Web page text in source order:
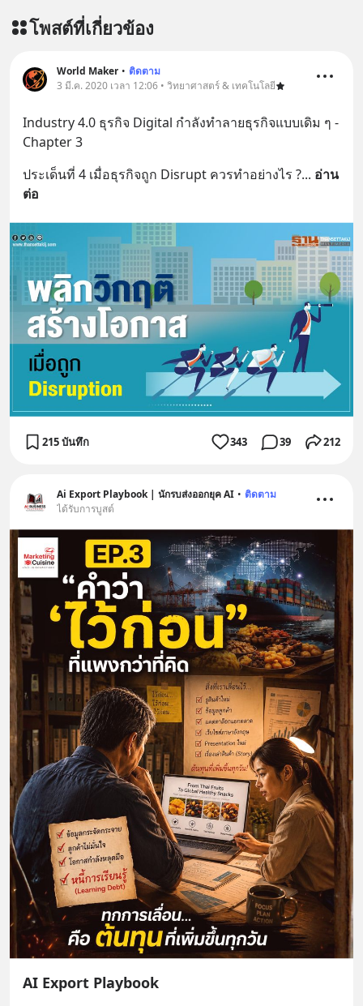
โพสต์ที่เกี่ยวข้อง
World Maker • ติดตาม
3 มี.ค. 2020 เวลา 12:06 • วิทยาศาสตร์ & เทคโนโลยี
Industry 4.0 ธุรกิจ Digital กำลังทำลายธุรกิจแบบเดิม ๆ -
Chapter 3
ประเด็นที่ 4 เมื่อธุรกิจถูก Disrupt ควรทำอย่างไร ?... อ่าน
ต่อ
215 บันทึก 343 39 212
Ai Export Playbook | นักรบส่งออกยุค AI • ติดตาม
ได้รับการบูสต์
AI Export Playbook